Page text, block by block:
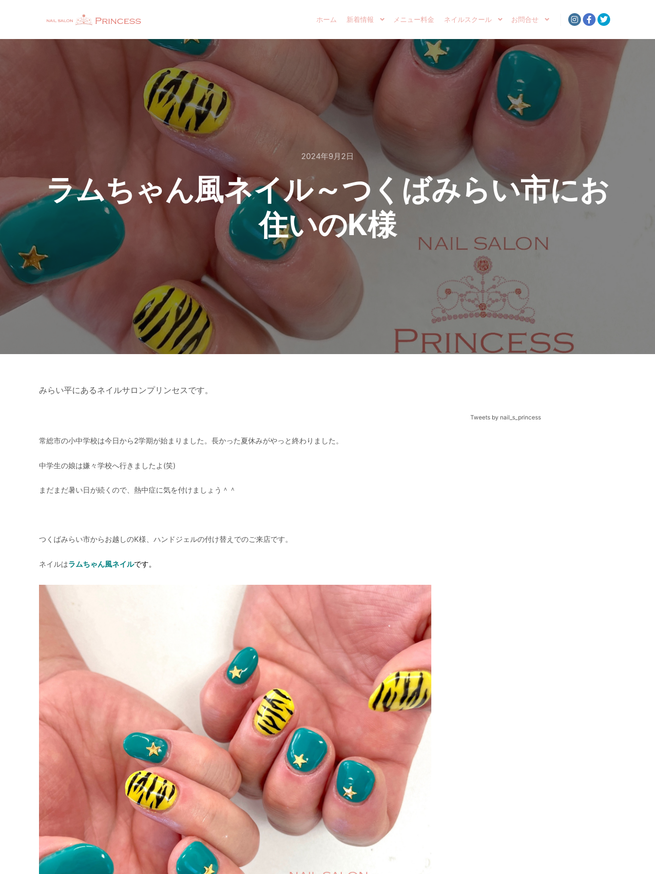
ホーム 新着情報 メニュー料金 ネイルスクール お問合せ
2024年9月2日
ラムちゃん風ネイル～つくばみらい市にお
住いのK様
みらい平にあるネイルサロンプリンセスです。
常総市の小中学校は今日から2学期が始まりました。長かった夏休みがやっと終わりました。
中学生の娘は嫌々学校へ行きましたよ(笑)
まだまだ暑い日が続くので、熱中症に気を付けましょう＾＾
つくばみらい市からお越しのK様、ハンドジェルの付け替えでのご来店です。
ネイルはラムちゃん風ネイルです。
Tweets by nail_s_princess